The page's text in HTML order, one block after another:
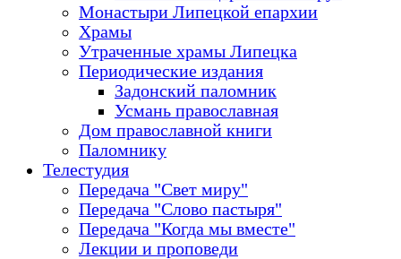
Монастыри Липецкой епархии
Храмы
Утраченные храмы Липецка
Периодические издания
Задонский паломник
Усмань православная
Дом православной книги
Паломнику
Телестудия
Передача "Свет миру"
Передача "Слово пастыря"
Передача "Когда мы вместе"
Лекции и проповеди